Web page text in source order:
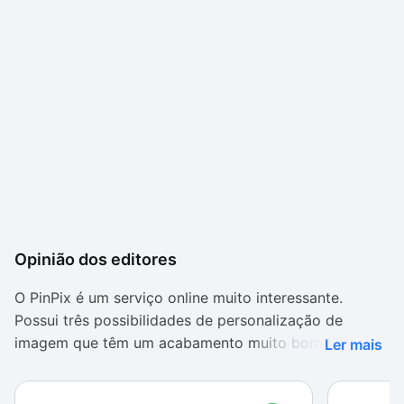
Opinião dos editores
O PinPix é um serviço online muito interessante.
Possui três possibilidades de personalização de
imagem que têm um acabamento muito bom. O mais
colocar músicas enquanto suas fotos favoritas estão
Ler mais